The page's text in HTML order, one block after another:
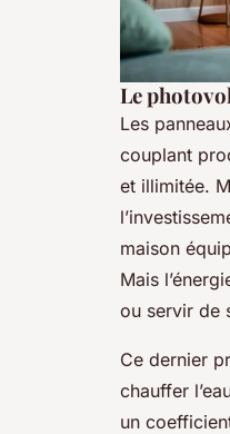
Le
Les
couplant
et illimitée.
maison
Mais
ou servir de
Ce dernier
chauffer
un